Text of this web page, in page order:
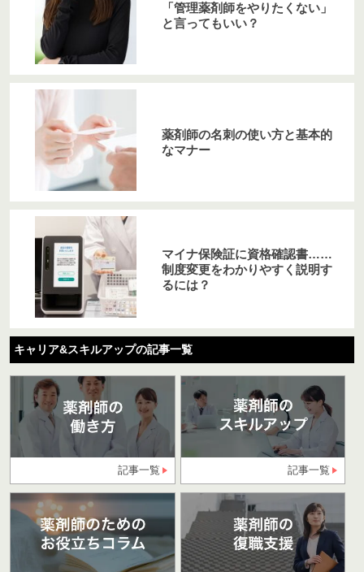
「管理薬剤師をやりたくない」
と言ってもいい？
薬剤師の名刺の使い方と基本的
なマナー
マイナ保険証に資格確認書……
制度変更をわかりやすく説明す
るには？
キャリア&スキルアップの記事一覧
記事一覧 記事一覧